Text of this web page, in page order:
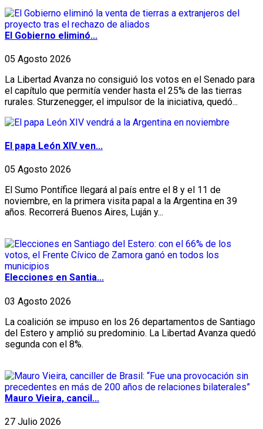
El Gobierno eliminó...
05 Agosto 2026
La Libertad Avanza no consiguió los votos en el Senado para
el capítulo que permitía vender hasta el 25% de las tierras
rurales. Sturzenegger, el impulsor de la iniciativa, quedó...
El papa León XIV ven...
05 Agosto 2026
El Sumo Pontífice llegará al país entre el 8 y el 11 de
noviembre, en la primera visita papal a la Argentina en 39
años. Recorrerá Buenos Aires, Luján y...
Elecciones en Santia...
03 Agosto 2026
La coalición se impuso en los 26 departamentos de Santiago
del Estero y amplió su predominio. La Libertad Avanza quedó
segunda con el 8%.
Mauro Vieira, cancil...
27 Julio 2026